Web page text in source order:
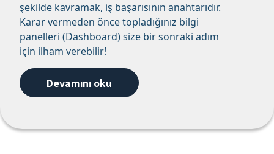
şekilde kavramak, iş başarısının anahtarıdır.
Karar vermeden önce topladığınız bilgi
panelleri (Dashboard) size bir sonraki adım
için ilham verebilir!
Devamını oku